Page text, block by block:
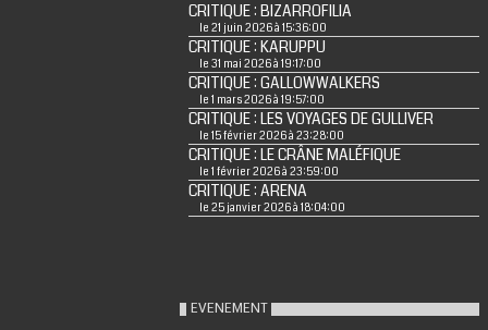
CRITIQUE : BIZARROFILIA
le 21 juin 2026 à 15:36:00
CRITIQUE : KARUPPU
le 31 mai 2026 à 19:17:00
CRITIQUE : GALLOWWALKERS
le 1 mars 2026 à 19:57:00
CRITIQUE : LES VOYAGES DE GULLIVER
le 15 février 2026 à 23:28:00
CRITIQUE : LE CRÂNE MALÉFIQUE
le 1 février 2026 à 23:59:00
CRITIQUE : ARENA
le 25 janvier 2026 à 18:04:00
EVENEMENT